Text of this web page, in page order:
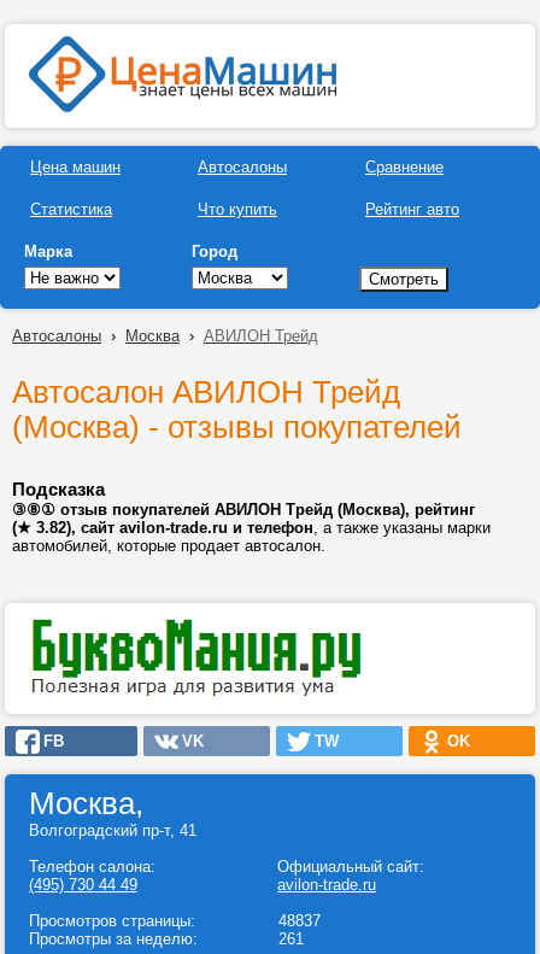
Цена машин
Статистика
Автосалоны
Что купить
Сравнение
Рейтинг авто
Марка Город
Автосалоны › Москва› АВИЛОН Трейд
Автосалон АВИЛОН Трейд
(Москва) - отзывы покупателей
Подсказка
③⑧① отзыв покупателей АВИЛОН Трейд (Москва), рейтинг
(★ 3.82), сайт avilon-trade.ru и телефон, а также указаны марки
автомобилей, которые продает автосалон.
FB VK TW OK
Москва,
Волгоградский пр-т, 41
Телефон салона:
(495) 730 44 49
Официальный сайт:
avilon-trade.ru
Просмотров страницы:
Просмотры за неделю:
48837
261